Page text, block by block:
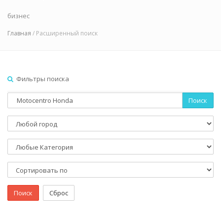
бизнес
Главная / Расширенный поиск
Фильтры поиска
Поиск
Поиск Сброс